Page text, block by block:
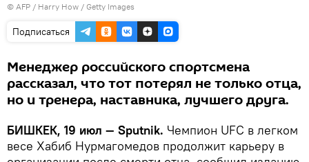
© AFP / Harry How / Getty Images
Подписаться
Менеджер российского спортсмена
рассказал, что тот потерял не только отца,
но и тренера, наставника, лучшего друга.
БИШКЕК, 19 июл — Sputnik. Чемпион UFC в легком
весе Хабиб Нурмагомедов продолжит карьеру в